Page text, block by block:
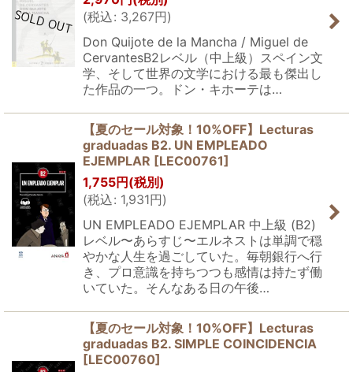
絞り込む
(税込: 3,267円)
Don Quijote de la Mancha / Miguel de
CervantesB2レベル（中上級）スペイン文
学、そして世界の文学における最も傑出し
た作品の一つ。ドン・キホーテは…
【夏のセール対象！10%OFF】Lecturas
graduadas B2. UN EMPLEADO
EJEMPLAR [LEC00761]
1,755円 (税別)
(税込: 1,931円)
UN EMPLEADO EJEMPLAR 中上級 (B2)
レベル〜あらすじ〜エルネストは単調で穏
やかな人生を過ごしていた。毎朝銀行へ行
き、プロ意識を持ちつつも感情は持たず働
いていた。そんなある日の午後…
【夏のセール対象！10%OFF】Lecturas
graduadas B2. SIMPLE COINCIDENCIA
[LEC00760]